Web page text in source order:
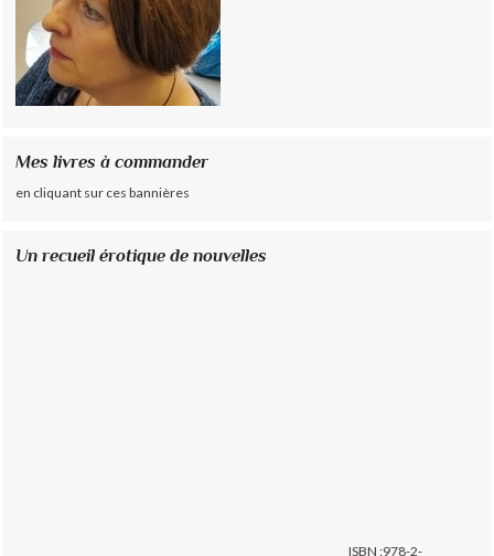
Mes livres à commander
en cliquant sur ces bannières
Un recueil érotique de nouvelles
ISBN :978-2-